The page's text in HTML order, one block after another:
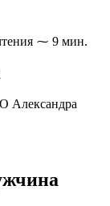
⁓ 9 мин.